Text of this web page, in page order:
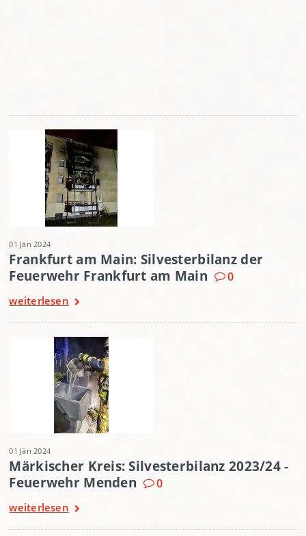
01 Jän 2024
Frankfurt am Main: Silvesterbilanz der
Feuerwehr Frankfurt am Main
0
weiterlesen
01 Jän 2024
Märkischer Kreis: Silvesterbilanz 2023/24 -
Feuerwehr Menden
0
weiterlesen